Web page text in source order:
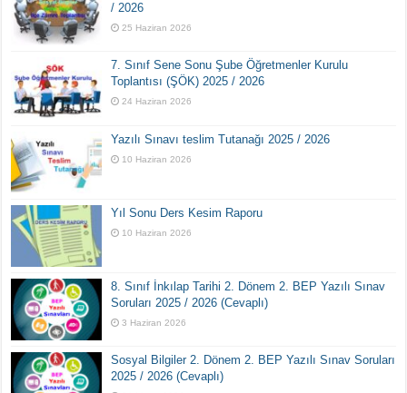
/ 2026
25 Haziran 2026
7. Sınıf Sene Sonu Şube Öğretmenler Kurulu
Toplantısı (ŞÖK) 2025 / 2026
24 Haziran 2026
Yazılı Sınavı teslim Tutanağı 2025 / 2026
10 Haziran 2026
Yıl Sonu Ders Kesim Raporu
10 Haziran 2026
8. Sınıf İnkılap Tarihi 2. Dönem 2. BEP Yazılı Sınav
Soruları 2025 / 2026 (Cevaplı)
3 Haziran 2026
Sosyal Bilgiler 2. Dönem 2. BEP Yazılı Sınav Soruları
2025 / 2026 (Cevaplı)